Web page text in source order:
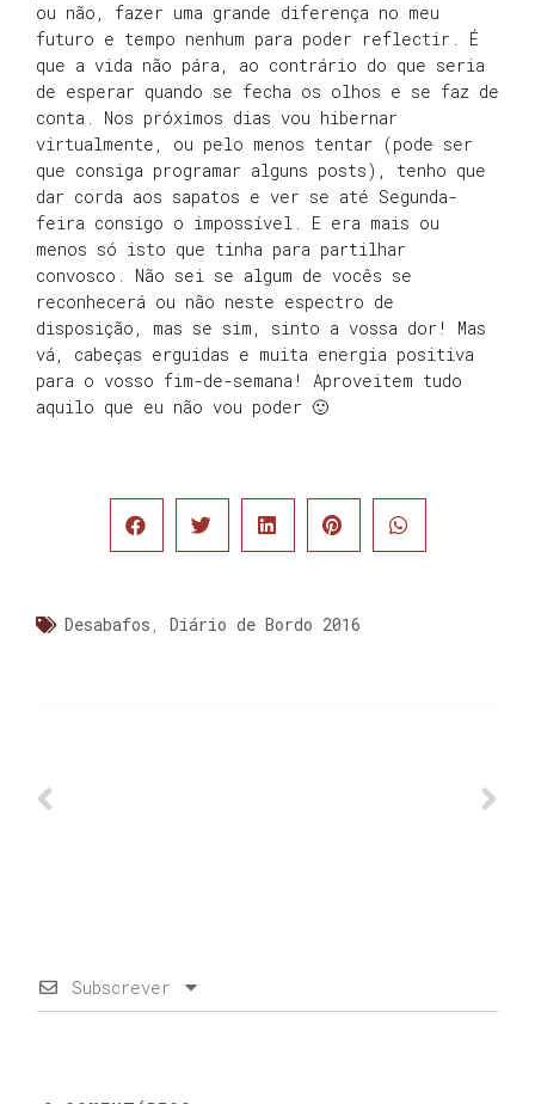
ou não, fazer uma grande diferença no meu
futuro e tempo nenhum para poder reflectir. É
que a vida não pára, ao contrário do que seria
de esperar quando se fecha os olhos e se faz de
conta. Nos próximos dias vou hibernar
virtualmente, ou pelo menos tentar (pode ser
que consiga programar alguns posts), tenho que
dar corda aos sapatos e ver se até Segunda-
feira consigo o impossível. E era mais ou
menos só isto que tinha para partilhar
convosco. Não sei se algum de vocês se
reconhecerá ou não neste espectro de
disposição, mas se sim, sinto a vossa dor! Mas
vá, cabeças erguidas e muita energia positiva
para o vosso fim-de-semana! Aproveitem tudo
aquilo que eu não vou poder 🙂
Desabafos Diário de Bordo 2016
Subscrever